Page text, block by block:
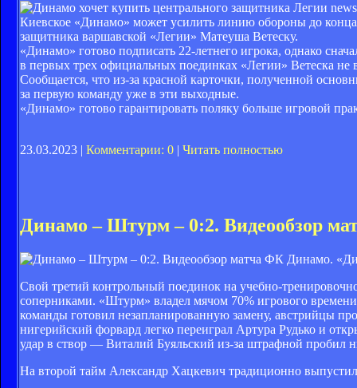
Киевское «Динамо» может усилить линию обороны до
защитника варшавской «Легии» Матеуша Ветеску.
«Динамо» готово подписать 22-летнего игрока, однако
в первых трех официальных поединках «Легии» Ветеска не
Сообщается, что из-за красной карточки, полученной
за первую команду уже в эти выходные.
«Динамо» готово гарантировать поляку больше игровой
23.03.2023 | Комментарии: 0 | Читать полностью
Динамо – Штурм – 0:2. Видеообзор
ФК Динамо.
Свой третий контрольный поединок на учебно-
соперниками. «Штурм» владел мячом 70% игрового
команды готовил незапланированную замену, австрийцы
нигерийский форвард легко переиграл Артура Рудько и
удар в створ — Виталий Буяльский из-за штрафной пробил
На второй тайм Александр Хацкевич традиционно